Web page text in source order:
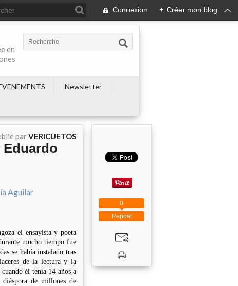
Connexion + Créer mon blog
en
Newsletter
parVERICUETOS
el ensayista y poeta
mucho tiempo fue
se había instalado tras
de la lectura y la
él tenía 14 años a
de millones de
Repost
0